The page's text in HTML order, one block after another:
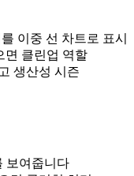
이중 선 차트로 표시
면 클린업 역할
생산성 시즌
보여줍니다